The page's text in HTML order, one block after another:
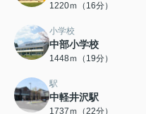
1220ｍ（16分）
小学校
中部小学校
1448ｍ（19分）
駅
中軽井沢駅
1737ｍ（22分）